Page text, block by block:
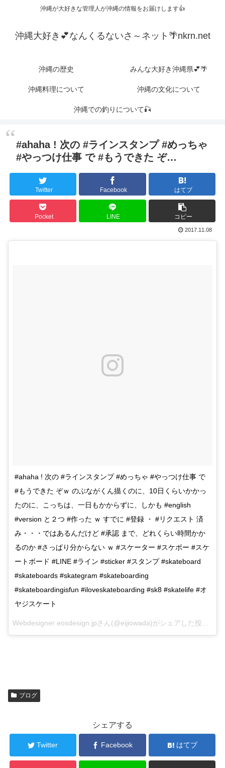
沖縄が大好きな管理人が沖縄の情報をお届けします👍
沖縄大好き💕なんくるないさ～ネット🌴nkrn.net
沖縄の歴史 みんな大好き沖縄県💕🌴
沖縄料理について 沖縄の文化について
沖縄での釣りについて🎣
#ahaha ! 次の #ラインスタンプ #めっちゃ
#やっつけ仕事 で #もうできた ぞ…
Twitter Facebook はてブ
Pocket LINE コピー
2017.11.08
#ahaha ! 次の #ラインスタンプ #めっちゃ #やっつけ仕事 で
#もうできた ぞｗ のぶながくん描くのに、10日くらいかかっ
たのに、こっちは、一日もかからずに、しかも #english
#version と２つ #作った ｗ すでに #登録 ・ #リクエスト 済
み・・・ではあるんだけど #承認 まで、どれくらい時間かか
るのか #さっぱり分からない ｗ #スケーター #スケボー #スケ
ートボード #LINE #ライン #sticker #スタンプ #skateboard
#skateboards #skategram #skateboarding
#skateboardingisfun #iloveskateboarding #sk8 #skatelife #オ
ヤジスケート
Webdesigner eosdesign.jpさん(@eijiowada)がシェアした投稿 –
ブログ
シェアする
Twitter Facebook はてブ